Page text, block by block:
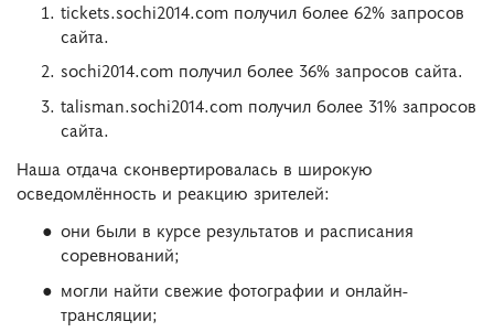
tickets.sochi2014.com получил более 62% запросов
сайта.
sochi2014.com получил более 36% запросов сайта.
talisman.sochi2014.com получил более 31% запросов
сайта.
Наша отдача сконвертировалась в широкую
осведомлённость и реакцию зрителей:
они были в курсе результатов и расписания
соревнований;
могли найти свежие фотографии и онлайн-
трансляции;